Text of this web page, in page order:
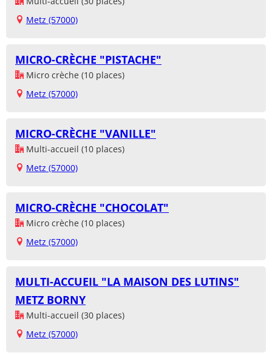
Metz (57000)
MICRO-CRÈCHE "PISTACHE"
Micro crèche (10 places)
Metz (57000)
MICRO-CRÈCHE "VANILLE"
Multi-accueil (10 places)
Metz (57000)
MICRO-CRÈCHE "CHOCOLAT"
Micro crèche (10 places)
Metz (57000)
MULTI-ACCUEIL "LA MAISON DES LUTINS"
METZ BORNY
Multi-accueil (30 places)
Metz (57000)